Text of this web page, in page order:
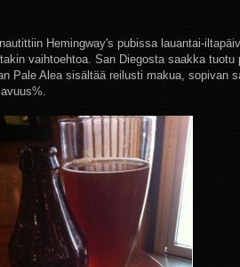
Hemingway's pubissa lauantai-
vaihtoehtoa. San Diegosta saakka tuotu
Pale Alea sisältää reilusti makua, sopivan